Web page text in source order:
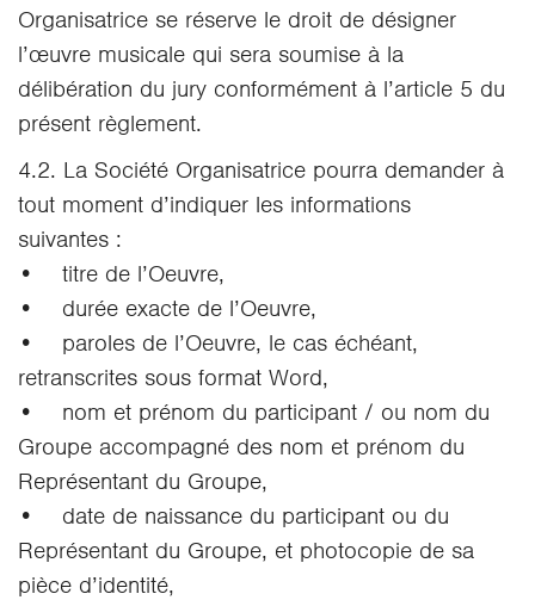
Organisatrice se réserve le droit de désigner
l’œuvre musicale qui sera soumise à la
délibération du jury conformément à l’article 5 du
présent règlement.
4.2. La Société Organisatrice pourra demander à
tout moment d’indiquer les informations
suivantes :
• titre de l’Oeuvre,
• durée exacte de l’Oeuvre,
• paroles de l’Oeuvre, le cas échéant,
retranscrites sous format Word,
• nom et prénom du participant / ou nom du
Groupe accompagné des nom et prénom du
Représentant du Groupe,
• date de naissance du participant ou du
Représentant du Groupe, et photocopie de sa
pièce d’identité,